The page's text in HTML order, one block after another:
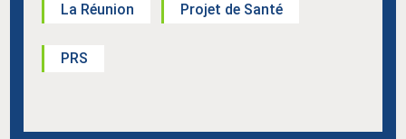
La Réunion Projet de Santé
PRS